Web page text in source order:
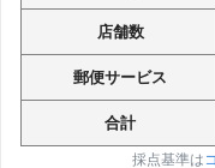
店舗数
郵便サービス
合計
採点基準は